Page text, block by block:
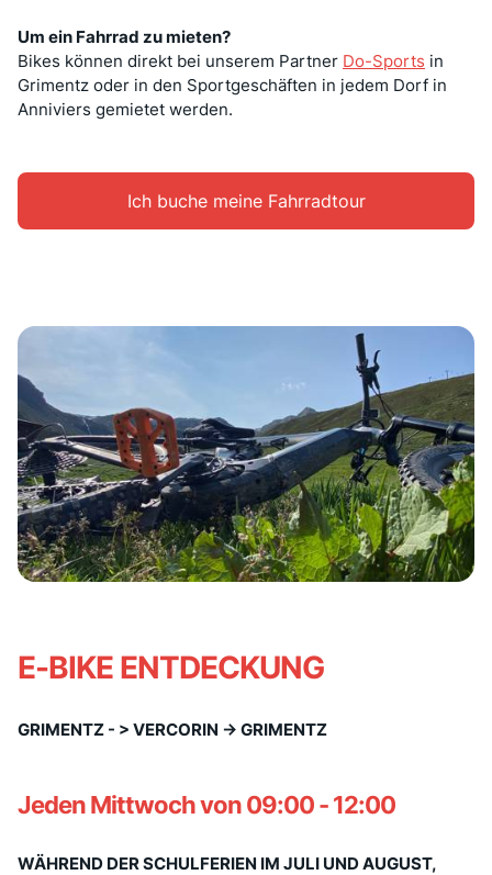
Um ein Fahrrad zu mieten?
Bikes können direkt bei unserem Partner Do-Sports in
Grimentz oder in den Sportgeschäften in jedem Dorf in
Anniviers gemietet werden.
Ich buche meine Fahrradtour
E-BIKE ENTDECKUNG
GRIMENTZ - > VERCORIN -> GRIMENTZ
Jeden Mittwoch von 09:00 - 12:00
WÄHREND DER SCHULFERIEN IM JULI UND AUGUST,